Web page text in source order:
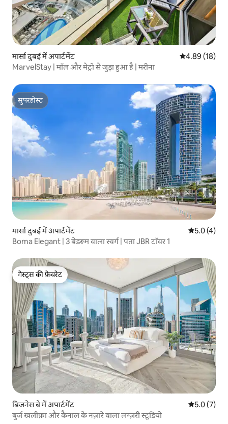
मार्सा दुबई में अपार्टमेंट औसत रेटिंग 5 में
4.89 (18)
MarvelStay | मॉल और मेट्रो से जुड़ा हुआ है | मरीना
सुपरहोस्ट
सुपरहोस्ट
मार्सा दुबई में अपार्टमेंट औसत रेटिंग 5
5.0 (4)
Boma Elegant | 3 बेडरूम वाला स्वर्ग | पता JBR टॉवर 1
गेस्ट्स की फ़ेवरेट
गेस्ट्स की फ़ेवरेट
बिजनेस बे में अपार्टमेंट औसत रेटिंग 5
5.0 (7)
बुर्ज खलीफ़ा और कैनाल के नज़ारे वाला लग्ज़री स्टूडियो